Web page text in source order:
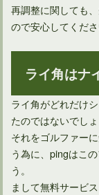
再調整に関しても
ので安心してくださ
ライ角はナ
ライ角がどれだけ
たのではないでしょ
それをゴルファー
う為に、pingはこ
う。
まして無料サービ